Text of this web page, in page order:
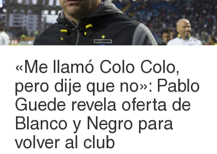
«Me llamó Colo Colo,
pero dije que no»: Pablo
Guede revela oferta de
Blanco y Negro para
volver al club